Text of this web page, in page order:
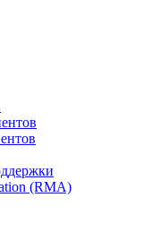
(RMA)